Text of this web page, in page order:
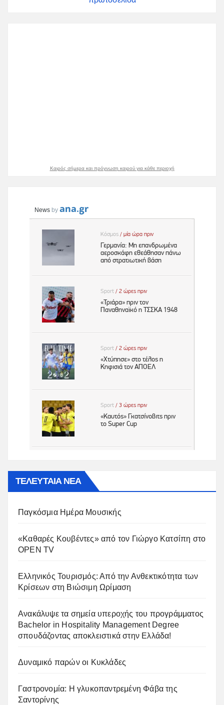
Καιρός σήμερα και πρόγνωση καιρού για κάθε περιοχή
ΤΕΛΕΥΤΑΙΑ ΝΕΑ
Παγκόσμια Ημέρα Μουσικής
«Καθαρές Κουβέντες» από τον Γιώργο Κατσίπη στο
OPEN TV
Ελληνικός Τουρισμός: Από την Ανθεκτικότητα των
Κρίσεων στη Βιώσιμη Ωρίμαση
Ανακάλυψε τα σημεία υπεροχής του προγράμματος
Bachelor in Hospitality Management Degree
σπουδάζοντας αποκλειστικά στην Ελλάδα!
Δυναμικό παρών οι Κυκλάδες
Γαστρονομία: Η γλυκοπαντρεμένη Φάβα της
Σαντορίνης